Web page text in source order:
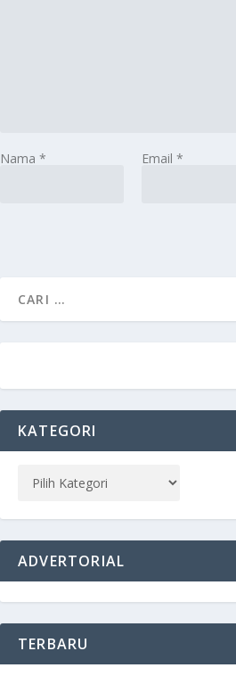
Nama * Email*
KATEGORI
ADVERTORIAL
TERBARU